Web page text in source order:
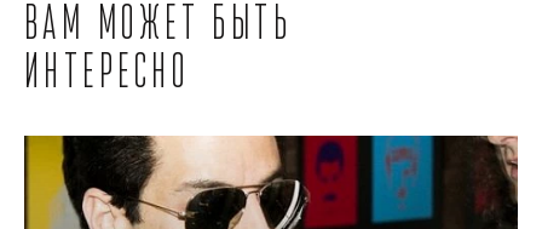
Вам может быть
интересно